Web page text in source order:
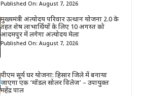
Published On: August 7, 2026
मुख्यमंत्री अंत्योदय परिवार उत्थान योजना 2.0 के
तहत शेष लाभार्थियों के लिए 10 अगस्त को
आदमपुर में लगेगा अंत्योदय मेला
Published On: August 7, 2026
पीएम सूर्य घर योजना: हिसार जिले में बनाया
जाएगा एक ‘मॉडल सोलर विलेज’ – उपायुक्त
महेंद्र पाल